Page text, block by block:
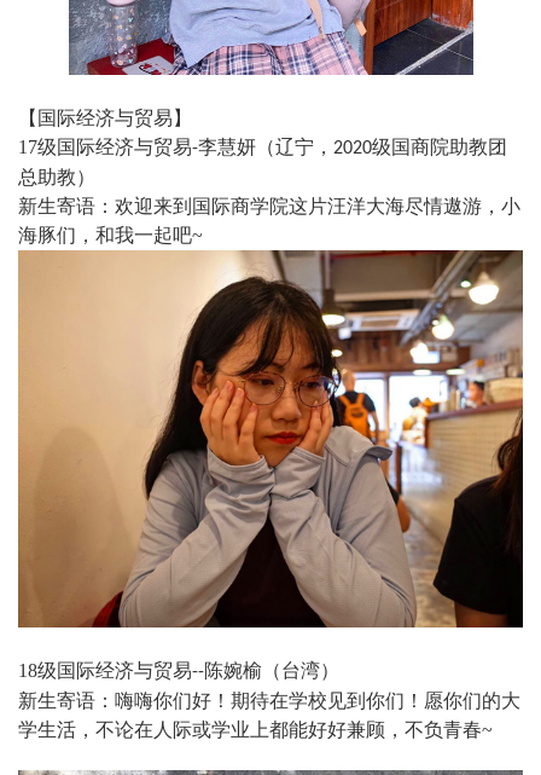
【国际经济与贸易】
17级国际经济与贸易-李慧妍（辽宁， 2020级国商院助教团
总助教）
新生寄语：欢迎来到国际商学院这片汪洋大海尽情遨游，小
海豚们，和我一起吧~
18级国际经济与贸易--陈婉榆（台湾）
新生寄语：嗨嗨你们好！期待在学校见到你们！愿你们的大
学生活，不论在人际或学业上都能好好兼顾，不负青春~